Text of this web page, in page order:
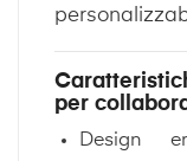
per
Design